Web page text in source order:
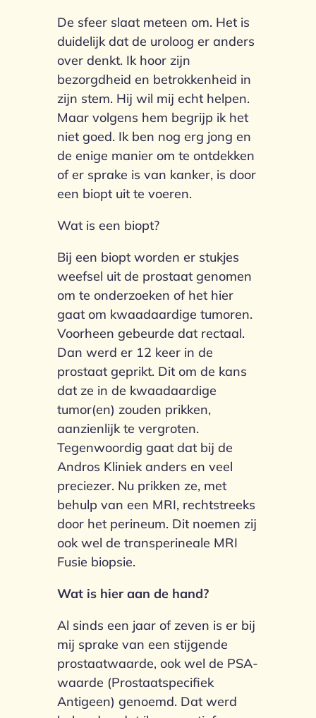
De sfeer slaat meteen om. Het is
duidelijk dat de uroloog er anders
over denkt. Ik hoor zijn
bezorgdheid en betrokkenheid in
zijn stem. Hij wil mij echt helpen.
Maar volgens hem begrijp ik het
niet goed. Ik ben nog erg jong en
de enige manier om te ontdekken
of er sprake is van kanker, is door
een biopt uit te voeren.
Wat is een biopt?
Bij een biopt worden er stukjes
weefsel uit de prostaat genomen
om te onderzoeken of het hier
gaat om kwaadaardige tumoren.
Voorheen gebeurde dat rectaal.
Dan werd er 12 keer in de
prostaat geprikt. Dit om de kans
dat ze in de kwaadaardige
tumor(en) zouden prikken,
aanzienlijk te vergroten.
Tegenwoordig gaat dat bij de
Andros Kliniek anders en veel
preciezer. Nu prikken ze, met
behulp van een MRI, rechtstreeks
door het perineum. Dit noemen zij
ook wel de transperineale MRI
Fusie biopsie.
Wat is hier aan de hand?
Al sinds een jaar of zeven is er bij
mij sprake van een stijgende
prostaatwaarde, ook wel de PSA-
waarde (Prostaatspecifiek
Antigeen) genoemd. Dat werd